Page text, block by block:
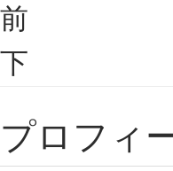
前
下
プロフィ